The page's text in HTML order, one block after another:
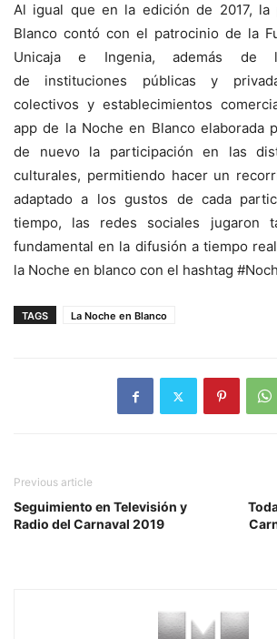
Al igual que en la edición de 2017, la
Blanco contó con el patrocinio de la
Unicaja e Ingenia, además de
de instituciones públicas y
colectivos y establecimientos
app de la Noche en Blanco elaborada
de nuevo la participación en las
culturales, permitiendo hacer un
adaptado a los gustos de cada
tiempo, las redes sociales jugaron
fundamental en la difusión a tiempo
la Noche en blanco con el hashtag
TAGS La Noche en Blanco
Previous article
Seguimiento en Televisión y
Radio del Carnaval 2019